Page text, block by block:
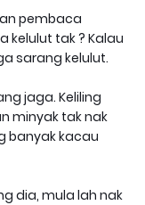
pembaca
kelulut tak ? Kalau
sarang kelulut.
jaga. Keliling
minyak tak nak
banyak kacau
dia, mula lah nak